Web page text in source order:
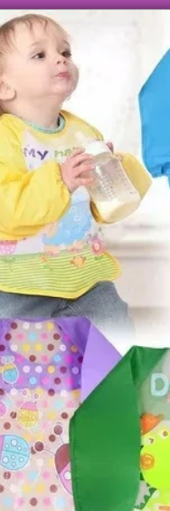
MAYORISTA CON VARIEDAD DE
QUIÉNES SOMOS